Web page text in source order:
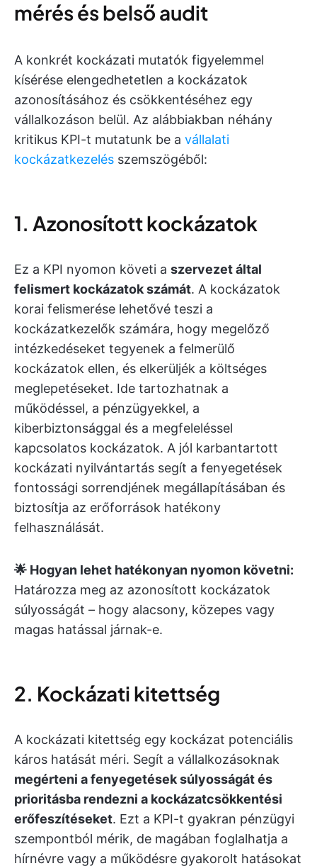
mérés és belső audit
A konkrét kockázati mutatók figyelemmel
kísérése elengedhetetlen a kockázatok
azonosításához és csökkentéséhez egy
vállalkozáson belül. Az alábbiakban néhány
kritikus KPI-t mutatunk be a vállalati
kockázatkezelés szemszögéből:
1. Azonosított kockázatok
Ez a KPI nyomon követi a szervezet által
felismert kockázatok számát. A kockázatok
korai felismerése lehetővé teszi a
kockázatkezelők számára, hogy megelőző
intézkedéseket tegyenek a felmerülő
kockázatok ellen, és elkerüljék a költséges
meglepetéseket. Ide tartozhatnak a
működéssel, a pénzügyekkel, a
kiberbiztonsággal és a megfeleléssel
kapcsolatos kockázatok. A jól karbantartott
kockázati nyilvántartás segít a fenyegetések
fontossági sorrendjének megállapításában és
biztosítja az erőforrások hatékony
felhasználását.
🌟 Hogyan lehet hatékonyan nyomon követni:
Határozza meg az azonosított kockázatok
súlyosságát – hogy alacsony, közepes vagy
magas hatással járnak-e.
2. Kockázati kitettség
A kockázati kitettség egy kockázat potenciális
káros hatását méri. Segít a vállalkozásoknak
megérteni a fenyegetések súlyosságát és
prioritásba rendezni a kockázatcsökkentési
erőfeszítéseket. Ezt a KPI-t gyakran pénzügyi
szempontból mérik, de magában foglalhatja a
hírnévre vagy a működésre gyakorolt hatásokat